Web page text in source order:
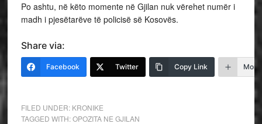
Po ashtu, në këto momente në Gjilan nuk vërehet numër i
madh i pjesëtarëve të policisë së Kosovës.
Share via:
Facebook Twitter Copy Link More
FILED UNDER: KRONIKE
TAGGED WITH:OPOZITA NE GJILAN